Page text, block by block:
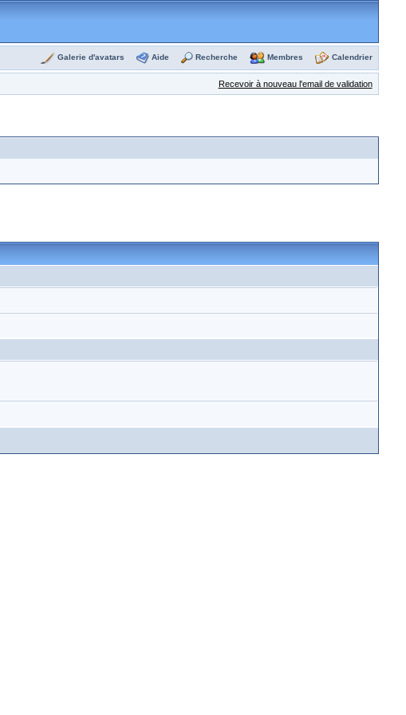
Galerie d'avatars Aide Recherche Membres Calendrier
Recevoir à nouveau l'email de validation